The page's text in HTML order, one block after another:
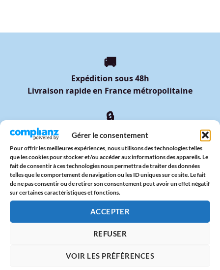
Gérer le consentement
Pour offrir les meilleures expériences, nous utilisons des technologies telles
que les cookies pour stocker et/ou accéder aux informations des appareils. Le
fait de consentir à ces technologies nous permettra de traiter des données
telles que le comportement de navigation ou les ID uniques sur ce site. Le fait
de ne pas consentir ou de retirer son consentement peut avoir un effet négatif
sur certaines caractéristiques et fonctions.
ACCEPTER
REFUSER
VOIR LES PRÉFÉRENCES
🚚
Expédition sous 48h
Livraison rapide en France métropolitaine
🔒
Paiement sécurisé
CB & PayPal sur serveur protégé
🇫🇷
Atelier en France
Imprimé avec amour dans notre atelier à
Marseille
💬
Service client humain